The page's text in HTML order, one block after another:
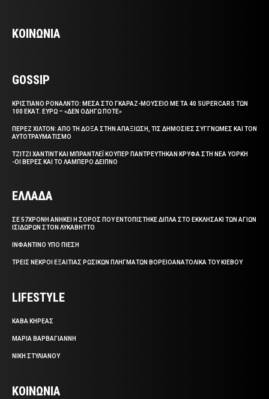
ΚΟΙΝΩΝΙΑ
GOSSIP
ΚΡΙΣΤΙΑΝΟ ΡΟΝΑΛΝΤΟ: ΜΕΣΑ ΣΤΟ ΓΚΑΡΑΖ-ΜΟΥΣΕΙΟ ΜΕ ΤΑ 40 SUPERCARS ΤΩΝ
100 ΕΚΑΤ. ΕΥΡΩ – «ΔΕΝ ΟΔΗΓΩ ΠΟΤΕ»
ΠΕΡΕΖ ΧΙΛΤΟΝ: ΑΠΟ ΤΗ ΔΟΞΑ ΣΤΗΝ ΑΠΑΞΙΩΣΗ, ΤΙΣ ΔΗΜΟΣΙΕΣ ΣΥΓΓΝΩΜΕΣ ΚΑΙ ΤΟΝ
ΑΥΤΟΤΡΑΥΜΑΤΙΣΜΟ
ΤΖΙΤΖΙ ΧΑΝΤΙΝΤ ΚΑΙ ΜΠΡΑΝΤΛΕΪ ΚΟΥΠΕΡ ΠΑΝΤΡΕΥΤΗΚΑΝ ΚΡΥΦΑ ΣΤΗ ΝΕΑ ΥΟΡΚΗ
-ΟΙ ΒΕΡΕΣ ΚΑΙ ΤΟ ΛΑΜΠΕΡΟ ΔΕΙΠΝΟ
ΕΛΛΑΔΑ
ΣΕ 57ΧΡΟΝΗ ΑΝΗΚΕΙ Η ΣΟΡΟΣ ΠΟΥ ΕΝΤΟΠΙΣΤΗΚΕ ΔΙΠΛΑ ΣΤΟ ΕΚΚΛΗΣΑΚΙ ΤΩΝ ΑΓΙΩΝ
ΙΣΙΔΩΡΩΝ ΣΤΟΝ ΛΥΚΑΒΗΤΤΟ
ΙΝΦΑΝΤΙΝΟ ΥΠΟ ΠΙΕΣΗ
ΤΡΕΙΣ ΝΕΚΡΟΙ ΕΞΑΙΤΙΑΣ ΡΩΣΙΚΩΝ ΠΛΗΓΜΑΤΩΝ ΒΟΡΕΙΟΑΝΑΤΟΛΙΚΑ ΤΟΥ ΚΙΕΒΟΥ
LIFESTYLE
ΚΑΒΑ ΚΗΡΕΑΣ
ΜΑΡΙΑ ΒΑΡΒΑΓΙΑΝΝΗ
ΝΙΚΗ ΣΤΥΛΙΑΝΟΥ
ΚΟΙΝΩΝΙΑ